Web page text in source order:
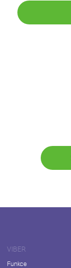
VIBER
Funkce